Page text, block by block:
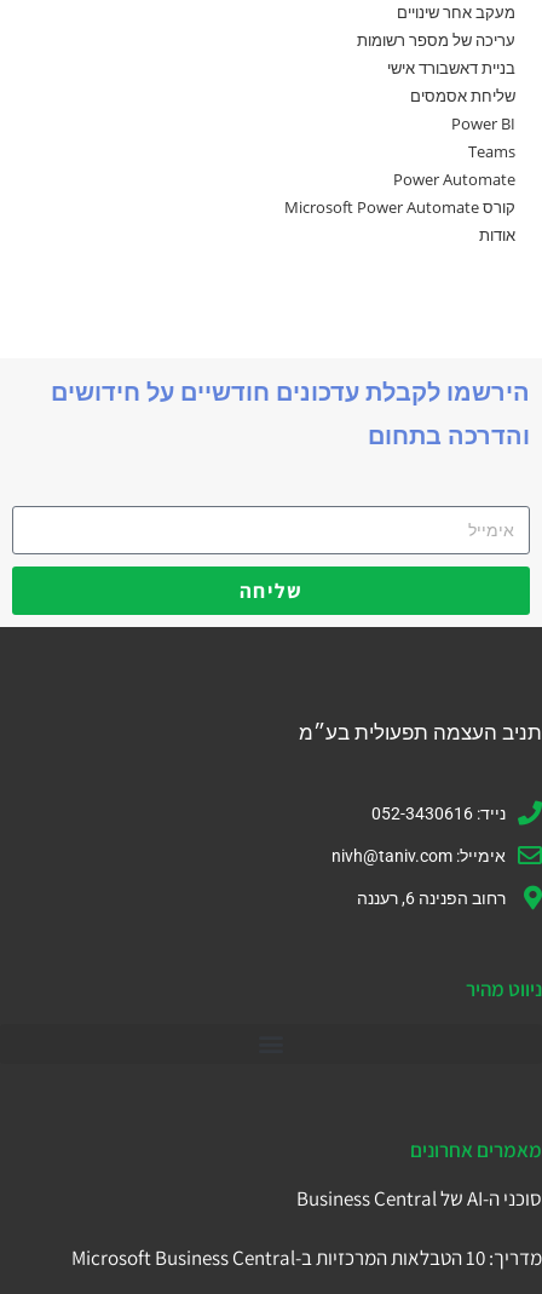
מעקב אחר שינויים
עריכה של מספר רשומות
בניית דאשבורד אישי
שליחת אסמסים
Power BI
Teams
Power Automate
קורס Microsoft Power Automate
אודות
הירשמו לקבלת עדכונים חודשיים על חידושים
והדרכה בתחום
שליחה
תניב העצמה תפעולית בע״מ
נייד: 052-3430616
אימייל: nivh@taniv.com
רחוב הפנינה 6, רעננה
ניווט מהיר
מאמרים אחרונים
סוכני ה-AI של Business Central
מדריך: 10 הטבלאות המרכזיות ב-Microsoft Business Central